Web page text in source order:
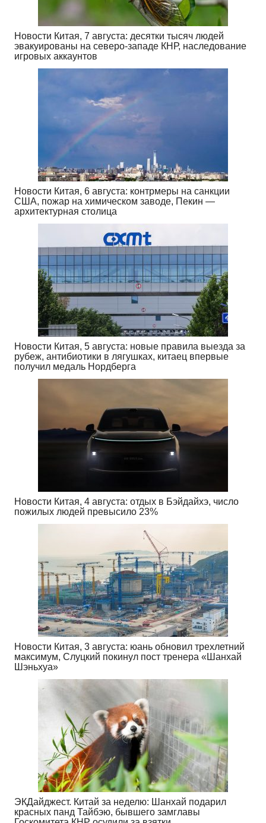
Новости Китая, 7 августа: десятки тысяч людей
эвакуированы на северо-западе КНР, наследование
игровых аккаунтов
Новости Китая, 6 августа: контрмеры на санкции
США, пожар на химическом заводе, Пекин —
архитектурная столица
Новости Китая, 5 августа: новые правила выезда за
рубеж, антибиотики в лягушках, китаец впервые
получил медаль Нордберга
Новости Китая, 4 августа: отдых в Бэйдайхэ, число
пожилых людей превысило 23%
Новости Китая, 3 августа: юань обновил трехлетний
максимум, Слуцкий покинул пост тренера «Шанхай
Шэньхуа»
ЭКДайджест. Китай за неделю: Шанхай подарил
красных панд Тайбэю, бывшего замглавы